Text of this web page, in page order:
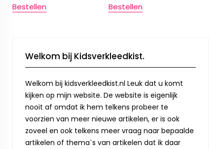
Bestellen
Bestellen
Welkom bij Kidsverkleedkist.
Welkom bij kidsverkleedkist.nl Leuk dat u komt
kijken op mijn website. De website is eigenlijk
nooit af omdat ik hem telkens probeer te
voorzien van meer nieuwe artikelen, er is ook
zoveel en ook telkens meer vraag naar bepaalde
artikelen of thema`s van artikelen dat ik daar